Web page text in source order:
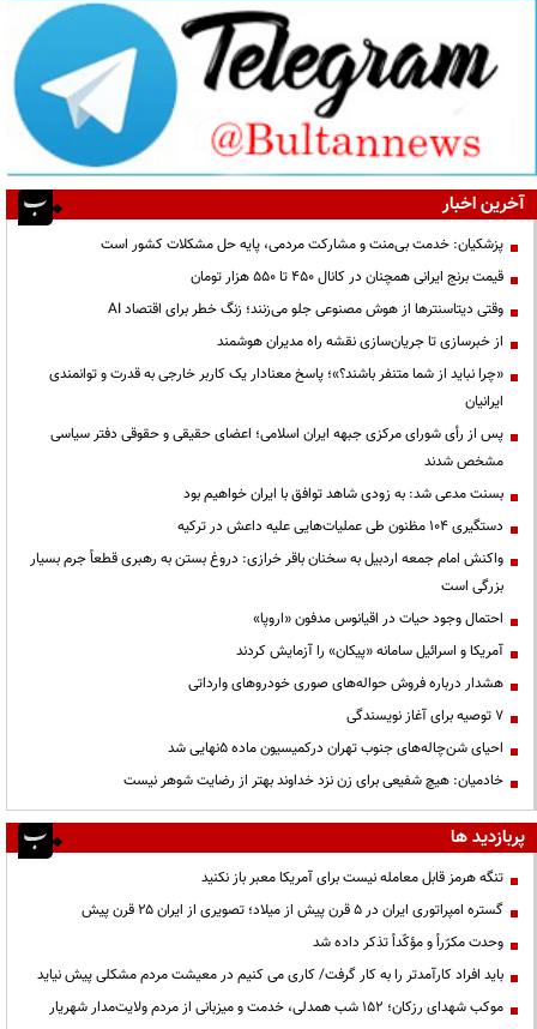
آخرین اخبار
پزشکیان: خدمت بی‌منت و مشارکت مردمی، پایه حل مشکلات کشور است
قیمت‌ برنج ایرانی همچنان در کانال ۴۵۰ تا ۵۵۰ هزار تومان
وقتی دیتاسنترها از هوش مصنوعی جلو می‌زنند؛ زنگ خطر برای اقتصاد AI
از خبرسازی تا جریان‌سازی نقشه راه مدیران هوشمند
«چرا نباید از شما متنفر باشند؟»؛ پاسخ معنادار یک کاربر خارجی به قدرت و توانمندی
ایرانیان
پس از رأی شورای مرکزی جبهه ایران اسلامی؛ اعضای حقیقی و حقوقی دفتر سیاسی
مشخص شدند
بسنت مدعی شد: به زودی شاهد توافق با ایران خواهیم بود
دستگیری ۱۰۴ مظنون طی عملیات‌هایی علیه داعش در ترکیه
واکنش امام جمعه اردبیل به سخنان باقر خرازی: دروغ بستن به رهبری قطعاً جرم بسیار
بزرگی است
احتمال وجود حیات در اقیانوس مدفون «اروپا»
آمریکا و اسرائیل سامانه «پیکان» را آزمایش کردند
هشدار درباره فروش حواله‌های صوری خودروهای وارداتی
۷ توصیه برای آغاز نویسندگی
احیای شن‌چاله‌های جنوب تهران درکمیسیون ماده ۵نهایی شد
خادمیان: هیچ شفیعی برای زن نزد خداوند بهتر از رضایت شوهر نیست
پربازدید ها
تنگه هرمز قابل معامله نیست برای آمریکا معبر باز نکنید
گستره امپراتوری ایران در ۵ قرن پیش از میلاد؛ تصویری از ایران ۲۵ قرن پیش
وحدت مکرّراً و مؤکّداً تذکر داده شد
باید افراد کارآمدتر را به کار گرفت/ کاری می کنیم در معیشت مردم مشکلی پیش نیاید
موکب شهدای رزکان؛ ۱۵۲ شب همدلی، خدمت و میزبانی از مردم ولایت‌مدار شهریار